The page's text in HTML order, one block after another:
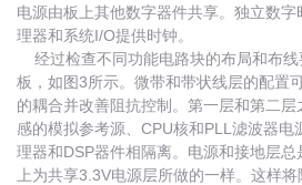
电源由板上其他数字器件共享。独立数
理器和系统I/O提供时钟。
经过检查不同功能电路块的布局和布
板，如图3所示。微带和带状线层的配置
的耦合并改善阻抗控制。第一层和第二
感的模拟参考源、CPU核和PLL滤波器电
理器和DSP器件相隔离。电源和接地层
上为共享3.3V电源层所做的一样。这样